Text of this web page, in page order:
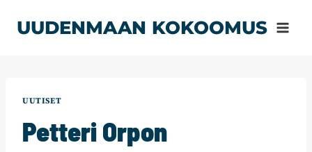
sisältöön
UUDENMAAN KOKOOMUS
UUTISET
Petteri Orpon